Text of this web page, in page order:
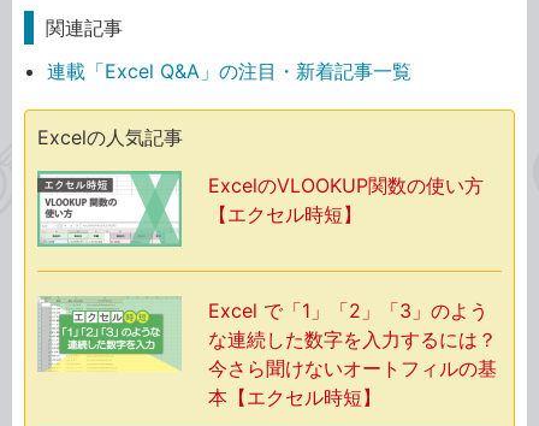
関連記事
連載「Excel Q&A」の注目・新着記事一覧
Excelの人気記事
ExcelのVLOOKUP関数の使い方
【エクセル時短】
Excel で「1」「2」「3」のよう
な連続した数字を入力するには？
今さら聞けないオートフィルの基
本【エクセル時短】